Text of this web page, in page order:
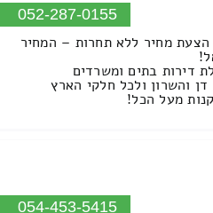
052-287-0155
הצעת מחיר ללא תחרות – המחיר
דירות בתים ומשרדים
והשרון ולכל חלקי הארץ
מעל הכל!
054-453-5415